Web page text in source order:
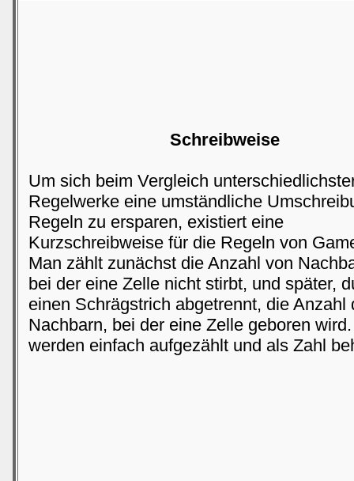
Schreibweise
Um sich beim Vergleich
Regelwerke eine umständliche
Regeln zu ersparen, existiert eine
Kurzschreibweise für die Regeln von
Man zählt zunächst die Anzahl von
bei der eine Zelle nicht stirbt, und später,
einen Schrägstrich abgetrennt, die Anzahl
Nachbarn, bei der eine Zelle geboren
werden einfach aufgezählt und als Zahl